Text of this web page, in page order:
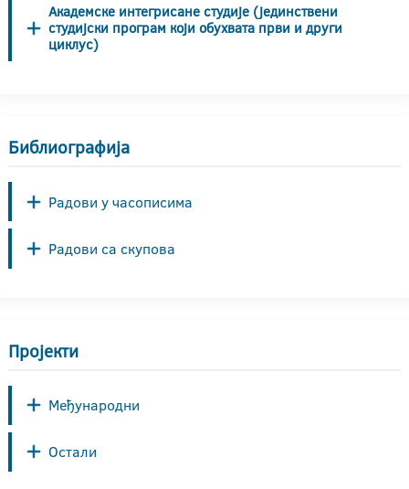
Академске интегрисане студије (јединствени
студијски програм који обухвата први и други
циклус)
Библиографија
Радови у часописима
Радови са скупова
Пројекти
Међународни
Остали